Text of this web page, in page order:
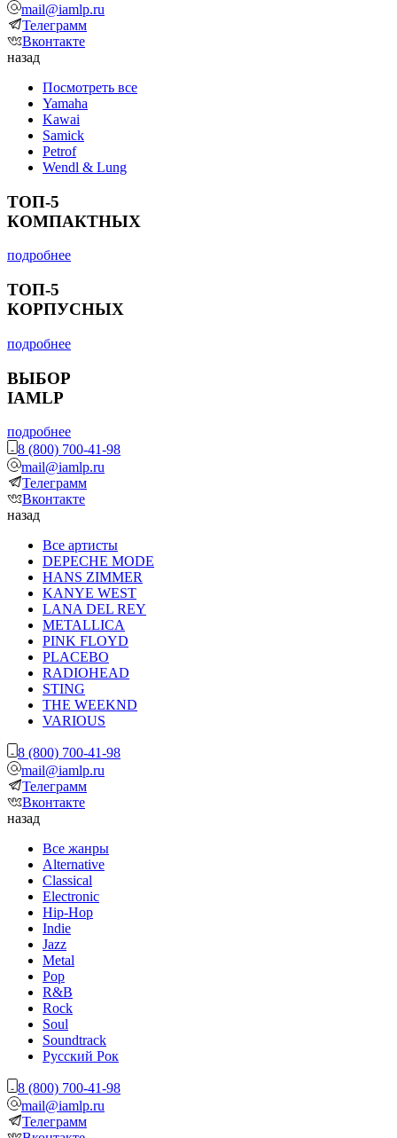
mail@iamlp.ru
Телеграмм
Вконтакте
назад
Посмотреть все
Yamaha
Kawai
Samick
Petrof
Wendl & Lung
ТОП-5
КОМПАКТНЫХ
подробнее
ТОП-5
КОРПУСНЫХ
подробнее
ВЫБОР
IAMLP
подробнее
8 (800) 700-41-98
mail@iamlp.ru
Телеграмм
Вконтакте
назад
Все артисты
DEPECHE MODE
HANS ZIMMER
KANYE WEST
LANA DEL REY
METALLICA
PINK FLOYD
PLACEBO
RADIOHEAD
STING
THE WEEKND
VARIOUS
8 (800) 700-41-98
mail@iamlp.ru
Телеграмм
Вконтакте
назад
Все жанры
Alternative
Classical
Electronic
Hip-Hop
Indie
Jazz
Metal
Pop
R&B
Rock
Soul
Soundtrack
Русский Рок
8 (800) 700-41-98
mail@iamlp.ru
Телеграмм